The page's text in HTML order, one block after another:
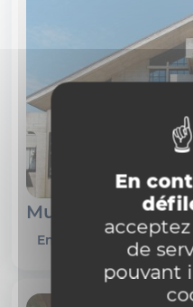
En
de
pouvant
Musée L
En savoir plus